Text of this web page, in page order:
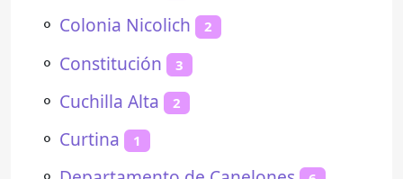
⚬ Colonia Nicolich 2
⚬ Constitución 3
⚬ Cuchilla Alta 2
⚬ Curtina 1